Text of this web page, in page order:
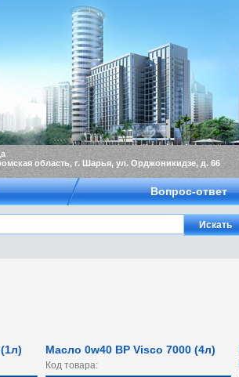
Масло 0w40 BP Visco 7000 (4л)
Код товара:
область, г. Шарья, ул. Орджоникидзе, д. 66
Вопрос-ответ